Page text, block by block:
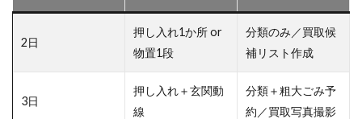
2日
押し入れ1か所 or
物置1段
分類のみ／買取候
補リスト作成
3日
押し入れ＋玄関動
線
分類＋粗大ごみ予
約／買取写真撮影